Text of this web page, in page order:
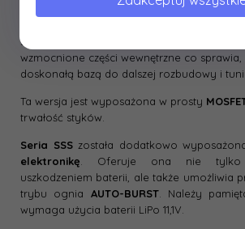
Elementy wewnętrzne są w pełni
szkielet gearboxa, dysza i popychacz.
wzmocnione części wewnętrzne co
doskonałą bazą do dalszej rozbudowy i
Ta wersja jest wyposażona w prosty
trwałość styków.
Seria SSSzostała dodatkowo
elektronikę . Oferuje ona nie tylko
uszkodzeniem baterii, ale także umożliwia
trybu ognia AUTO-BURST. Należy
wymaga użycia baterii LiPo 11,1V.